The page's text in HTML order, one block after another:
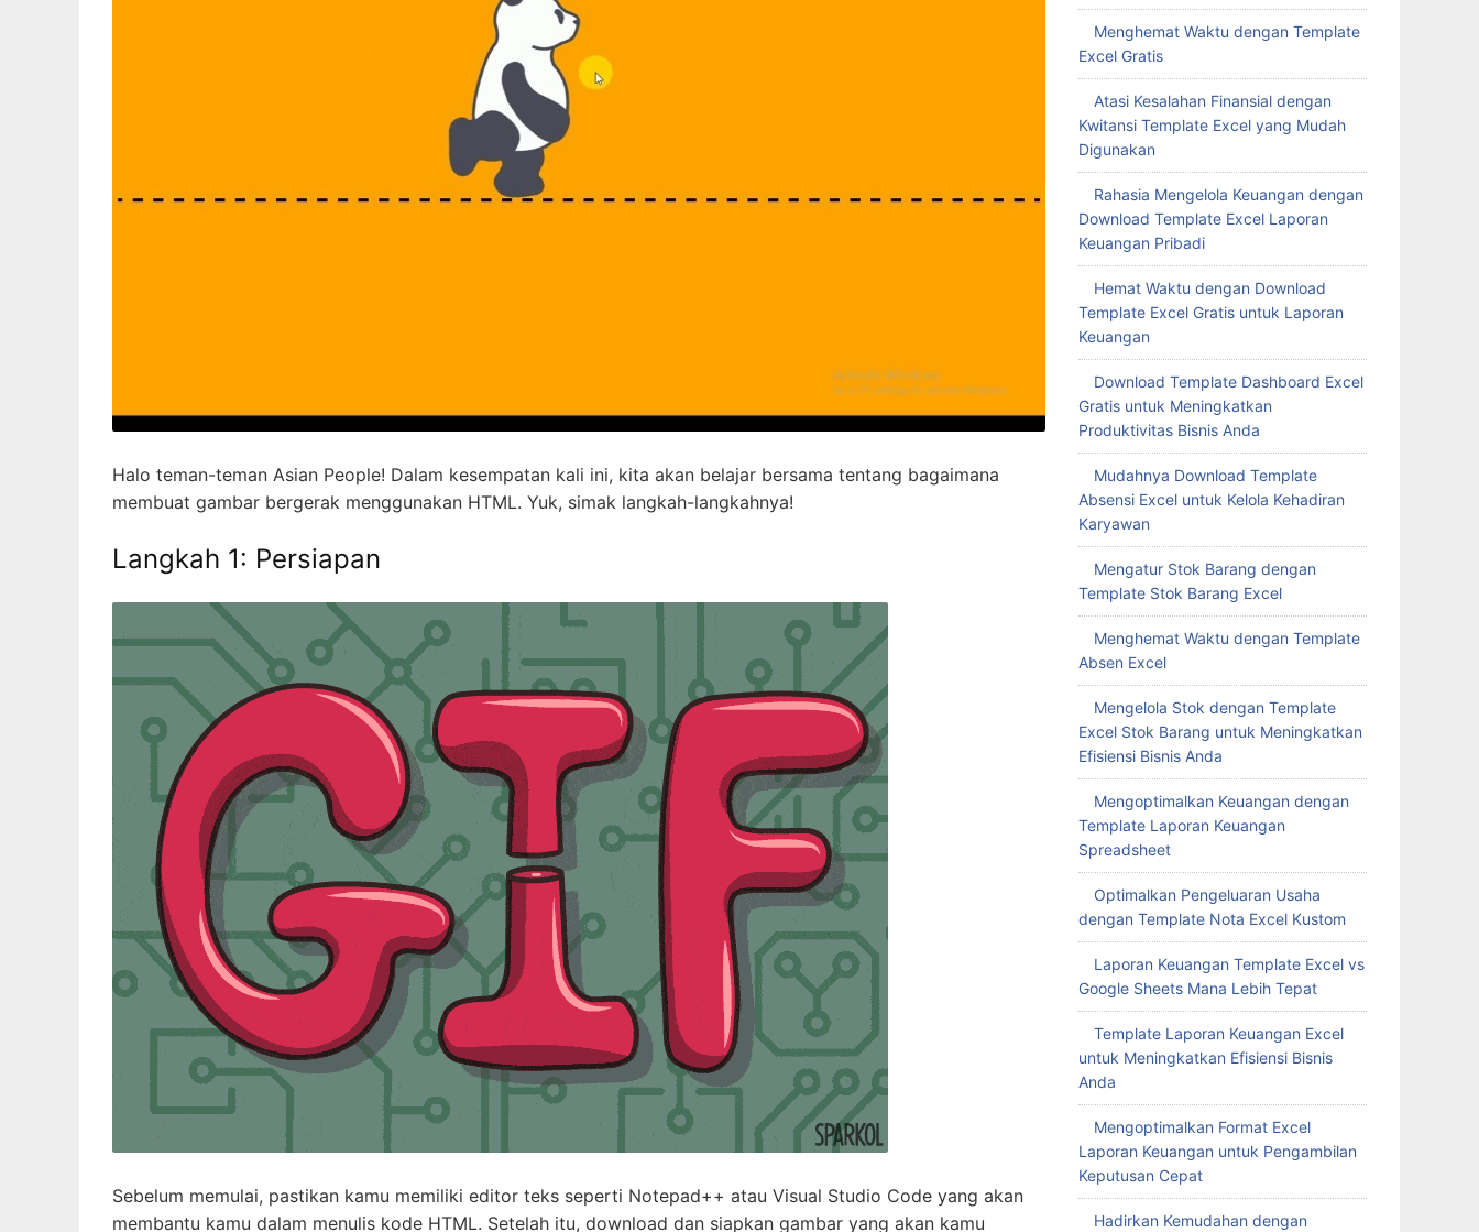
Halo teman-teman Asian People! Dalam kesempatan kali ini, kita akan belajar bersama tentang bagaimana
membuat gambar bergerak menggunakan HTML. Yuk, simak langkah-langkahnya!
Langkah 1: Persiapan
Sebelum memulai, pastikan kamu memiliki editor teks seperti Notepad++ atau Visual Studio Code yang akan
membantu kamu dalam menulis kode HTML. Setelah itu, download dan siapkan gambar yang akan kamu
Menghemat Waktu dengan Template
Excel Gratis
Atasi Kesalahan Finansial dengan
Kwitansi Template Excel yang Mudah
Digunakan
Rahasia Mengelola Keuangan dengan
Download Template Excel Laporan
Keuangan Pribadi
Hemat Waktu dengan Download
Template Excel Gratis untuk Laporan
Keuangan
Download Template Dashboard Excel
Gratis untuk Meningkatkan
Produktivitas Bisnis Anda
Mudahnya Download Template
Absensi Excel untuk Kelola Kehadiran
Karyawan
Mengatur Stok Barang dengan
Template Stok Barang Excel
Menghemat Waktu dengan Template
Absen Excel
Mengelola Stok dengan Template
Excel Stok Barang untuk Meningkatkan
Efisiensi Bisnis Anda
Mengoptimalkan Keuangan dengan
Template Laporan Keuangan
Spreadsheet
Optimalkan Pengeluaran Usaha
dengan Template Nota Excel Kustom
Laporan Keuangan Template Excel vs
Google Sheets Mana Lebih Tepat
Template Laporan Keuangan Excel
untuk Meningkatkan Efisiensi Bisnis
Anda
Mengoptimalkan Format Excel
Laporan Keuangan untuk Pengambilan
Keputusan Cepat
Hadirkan Kemudahan dengan